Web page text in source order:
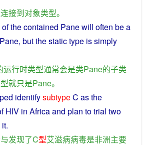
连接到对象类型。
ofthecontained Panewill often bea
Pane, butthestatictype issimply
运行时类型通常会是类Pane的子类
就只是Pane。
identifysubtypeC asthe
HIV in Africaand plan totrial two
it.
发现了C型艾滋病病毒是非洲主要